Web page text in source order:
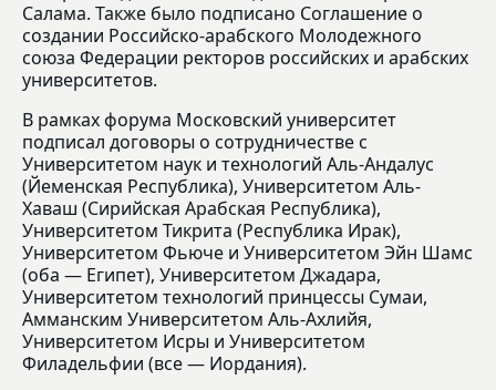
Салама. Также было подписано Соглашение о
создании Российско-арабского Молодежного
союза Федерации ректоров российских и арабских
университетов.
В рамках форума Московский университет
подписал договоры о сотрудничестве с
Университетом наук и технологий Аль-Андалус
(Йеменская Республика), Университетом Аль-
Хаваш (Сирийская Арабская Республика),
Университетом Тикрита (Республика Ирак),
Университетом Фьюче и Университетом Эйн Шамс
(оба — Египет), Университетом Джадара,
Университетом технологий принцессы Сумаи,
Амманским Университетом Аль-Ахлийя,
Университетом Исры и Университетом
Филадельфии (все — Иордания).